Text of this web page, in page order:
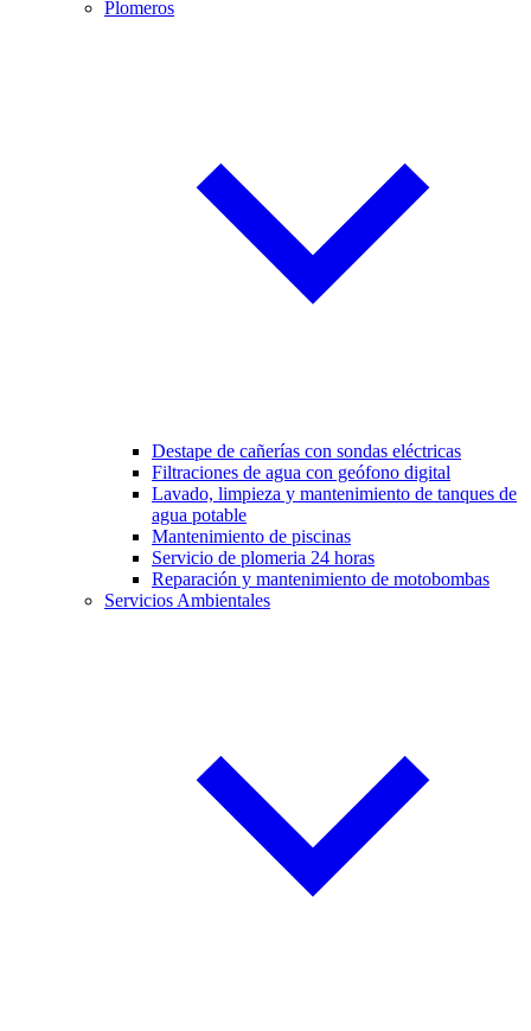
Plomeros
Destape de cañerías con sondas eléctricas
Filtraciones de agua con geófono digital
Lavado, limpieza y mantenimiento de tanques de
agua potable
Mantenimiento de piscinas
Servicio de plomeria 24 horas
Reparación y mantenimiento de motobombas
Servicios Ambientales